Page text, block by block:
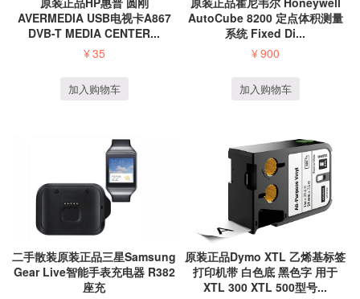
AVERMEDIA USB电视卡A867
DVB-T MEDIA CENTER...
¥35
加入购物车
AutoCube 8200 定点体积测量
系统 Fixed Di...
¥900
加入购物车
二手散装原装正品三星Samsung
Gear Live智能手表充电器 R382
座充
原装正品Dymo XTL 乙烯基标签
打印机带 白色底 黑色字 用于
XTL 300 XTL 500型号...